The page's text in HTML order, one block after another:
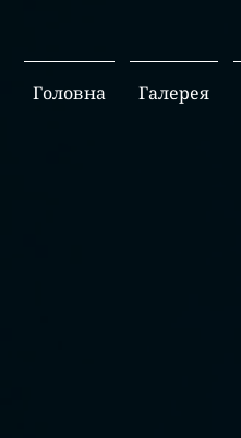
Головна Галерея